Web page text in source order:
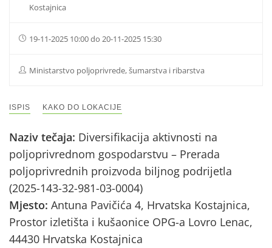
Kostajnica
19-11-2025 10:00 do 20-11-2025 15:30
Ministarstvo poljoprivrede, šumarstva i ribarstva
ISPIS KAKO DO LOKACIJE
Naziv tečaja: Diversifikacija aktivnosti na
poljoprivrednom gospodarstvu – Prerada
poljoprivrednih proizvoda biljnog podrijetla
(2025-143-32-981-03-0004)
Mjesto: Antuna Pavičića 4, Hrvatska Kostajnica,
Prostor izletišta i kušaonice OPG-a Lovro Lenac,
44430 Hrvatska Kostajnica